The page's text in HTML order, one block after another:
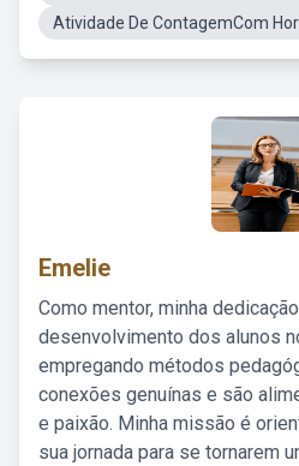
Atividade De ContagemCom
Emelie
Como mentor, minha
desenvolvimento dos alunos
empregando métodos
conexões genuínas e são
e paixão. Minha missão é
sua jornada para se tornarem